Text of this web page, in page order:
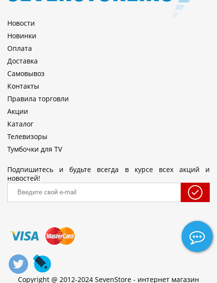
Новости
Новинки
Оплата
Доставка
Самовывоз
Контакты
Правила торговли
Акции
Каталог
Телевизоры
Тумбочки для TV
Подпишитесь и будьте всегда в курсе всех акций и
новостей!
Copyright @ 2012-2024 SevenStore - интернет магазин